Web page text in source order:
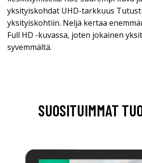
yksityiskohdat UHD-tarkkuus
yksityiskohtiin. Neljä kertaa
Full HD -kuvassa, joten jokainen
syvemmältä.
SUOSITUIMMAT